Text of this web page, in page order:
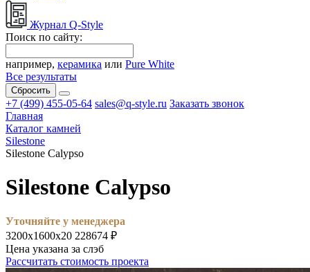
Журнал Q-Style
Поиск по сайту:
например, керамика или Pure White
Все результаты
Сбросить
+7 (499) 455-05-64 sales@q-style.ru Заказать звонок
Главная
Каталог камней
Silestone
Silestone Calypso
Silestone Calypso
Уточняйте у менеджера
3200х1600х20 228674 ₽
Цена указана за слэб
Рассчитать стоимость проекта